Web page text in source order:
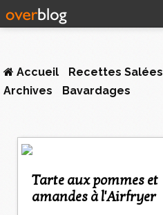
Accueil Recettes Salées
Archives
Bavardages
Tarte aux pommes et
amandes à l'Airfryer
2